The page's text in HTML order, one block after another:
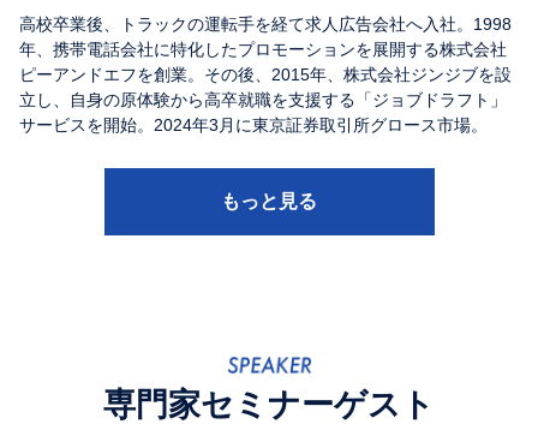
高校卒業後、トラックの運転手を経て求人広告会社へ入社。1998
年、携帯電話会社に特化したプロモーションを展開する株式会社
ピーアンドエフを創業。その後、2015年、株式会社ジンジブを設
立し、自身の原体験から高卒就職を支援する「ジョブドラフト」
サービスを開始。2024年3月に東京証券取引所グロース市場。
もっと見る
専門家セミナーゲスト